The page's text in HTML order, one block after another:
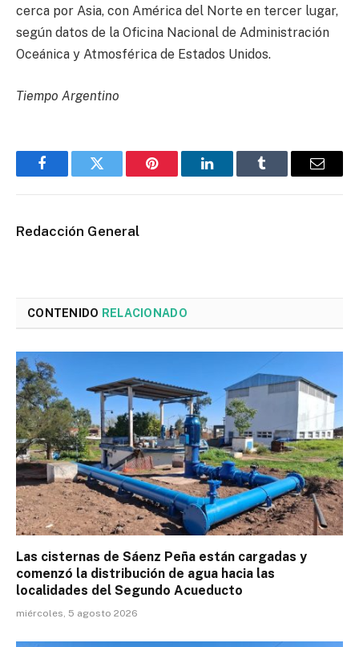
cerca por Asia, con América del Norte en tercer lugar,
según datos de la Oficina Nacional de Administración
Oceánica y Atmosférica de Estados Unidos.
Tiempo Argentino
FacebookTwitter Pinterest LinkedInTumblr Email
Redacción General
CONTENIDO RELACIONADO
Las cisternas de Sáenz Peña están cargadas y
comenzó la distribución de agua hacia las
localidades del Segundo Acueducto
miércoles, 5 agosto 2026